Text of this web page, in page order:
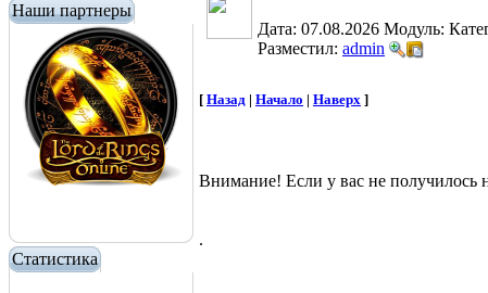
Наши партнеры
Статистика
Дата: 07.08.2026 Модуль:
Разместил: admin
[ Назад | Начало | Наверх ]
Внимание! Если у вас не
.